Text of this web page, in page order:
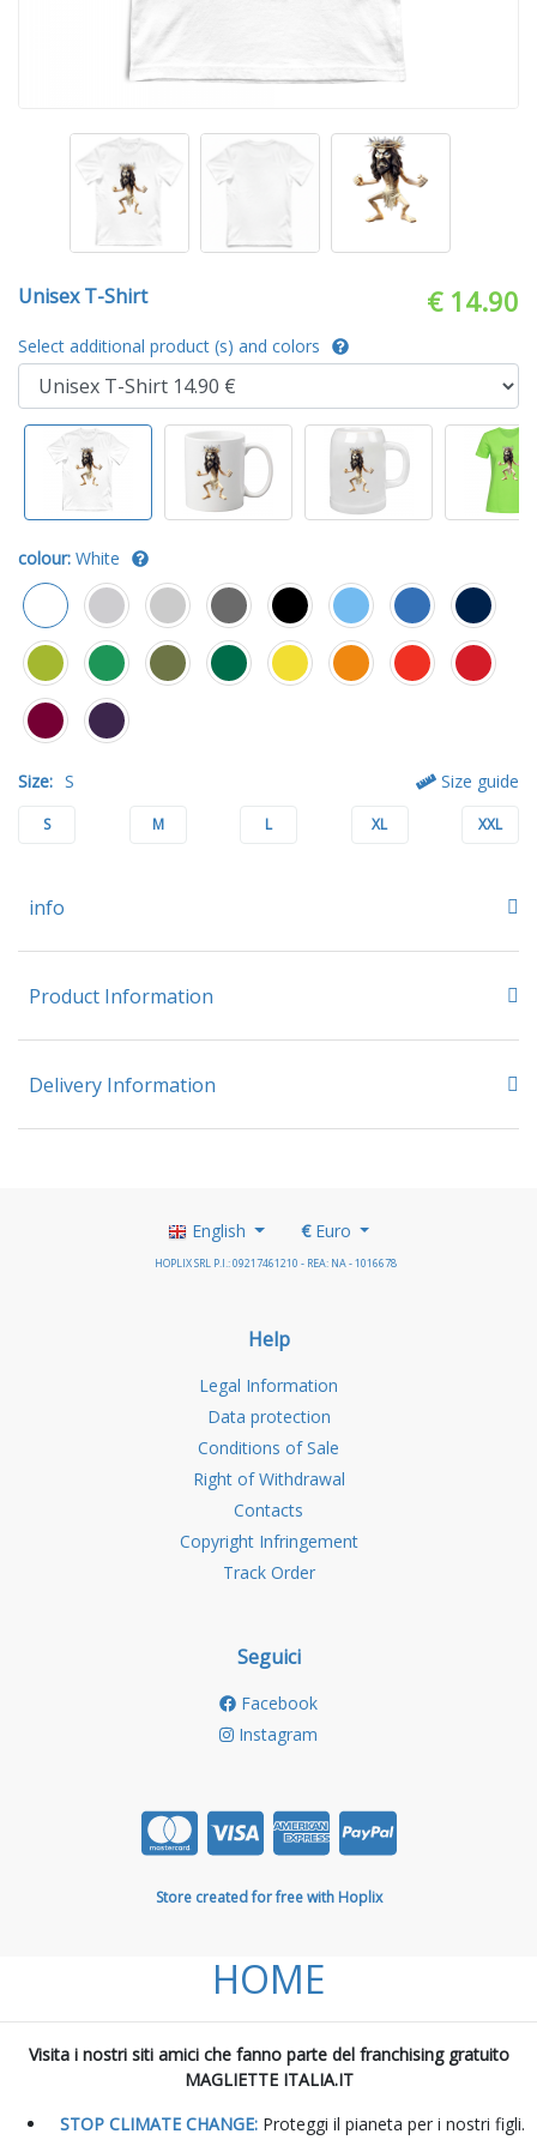
Unisex T-Shirt € 14.90
Select additional product (s) and colors
colour: White
Size: S Size guide
S M L XL XXL
info
Product Information
Delivery Information
English €Euro
HOPLIX SRL P.I.: 09217461210 - REA: NA - 1016678
Help
Legal Information
Data protection
Conditions of Sale
Right of Withdrawal
Contacts
Copyright Infringement
Track Order
Seguici
Facebook
Instagram
Store created for free with Hoplix
HOME
Visita i nostri siti amici che fanno parte del franchising gratuito
MAGLIETTE ITALIA.IT
STOP CLIMATE CHANGE: Proteggi il pianeta per i nostri figli.